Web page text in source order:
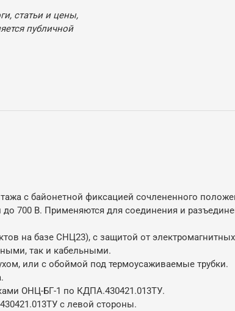
статьи и цены,
публичной
с байонетной фиксацией сочлененного
700 В. Применяются для соединения и
на базе СНЦ23), с защитой от
так и кабельными.
или с обоймой под термоусаживаемые трубки.
ОНЦ-БГ-1 по КДПА.430421.013ТУ.
с левой стороны.